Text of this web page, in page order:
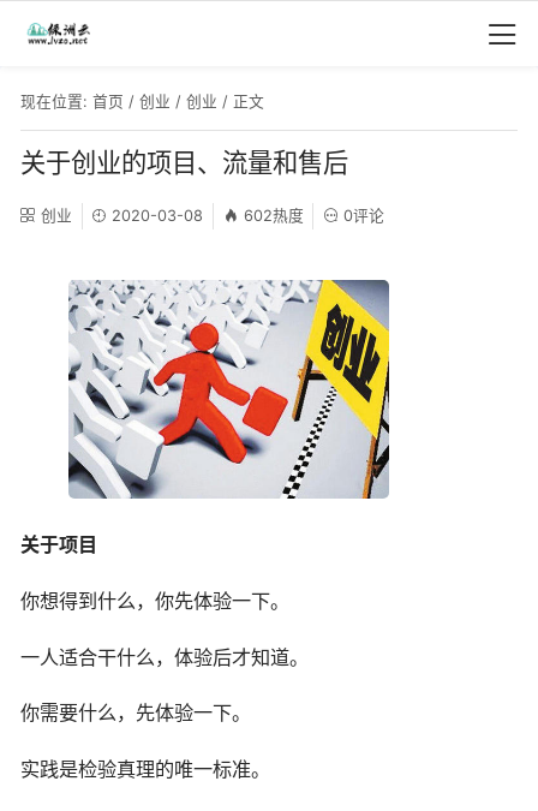
现在位置: 首页 / 创业 / 创业 / 正文
关于创业的项目、流量和售后
创业 2020-03-08 602热度 0评论
关于项目
你想得到什么，你先体验一下。
一人适合干什么，体验后才知道。
你需要什么，先体验一下。
实践是检验真理的唯一标准。